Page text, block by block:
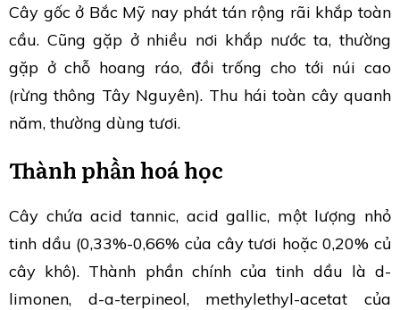
Cây gốc ở Bắc Mỹ nay phát tán rộng rãi khắp toàn
cầu. Cũng gặp ở nhiều nơi khắp nước ta, thường
gặp ở chỗ hoang ráo, đồi trống cho tới núi cao
(rừng thông Tây Nguyên). Thu hái toàn cây quanh
năm, thường dùng tươi.
Thành phần hoá học
Cây chứa acid tannic, acid gallic, một lượng nhỏ
tinh dầu (0,33%-0,66% của cây tươi hoặc 0,20% củ
cây khô). Thành phần chính của tinh dầu là d-
limonen, d-a-terpineol, methylethyl-acetat của